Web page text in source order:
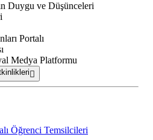
Duygu ve Düşünceleri
Portalı
Medya Platformu
Öğrenci Temsilcileri